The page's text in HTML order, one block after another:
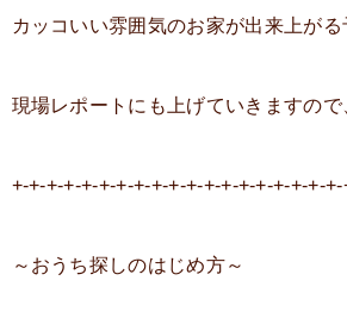
カッコいい雰囲気のお家が出来上がる
現場レポートにも上げていきますの
+-+-+-+-+-+-+-+-+-+-+-+-+-+-+-+-+-+-+-
～おうち探しのはじめ方～